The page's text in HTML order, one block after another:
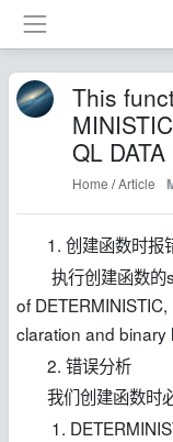
This
QL
Home / Article
1. 创建函数时报
执行创建函数
of
claration and
2. 错误分析
我们创建函数时
1.